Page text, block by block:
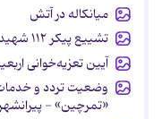
میانکاله در آتش
تشییع پیکر ۱۱۲ شهید در غزه پس از ۳ سال زیر آوار ماندن
آیین تعزیه‌خوانی
وضعیت تردد و خدمات
«تمرچین» - پیرانشهر